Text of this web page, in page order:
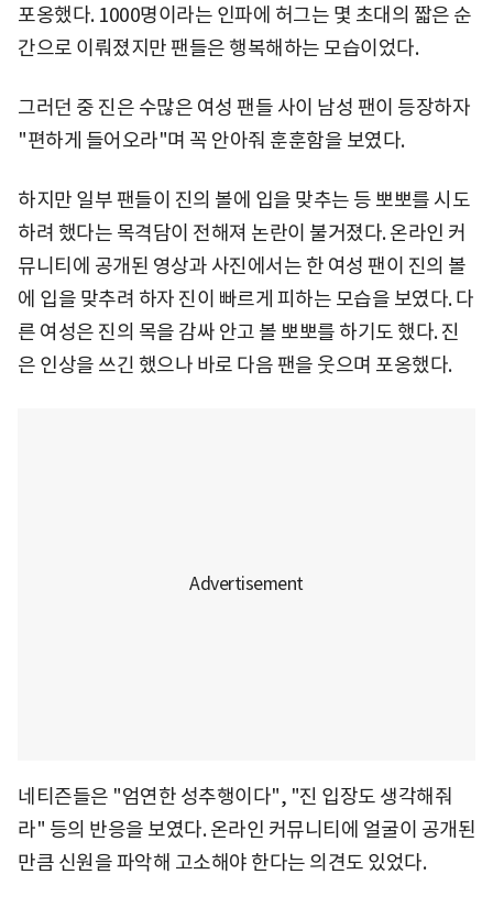
포옹했다. 1000명이라는 인파에 허그는 몇 초대의 짧은 순
간으로 이뤄졌지만 팬들은 행복해하는 모습이었다.
그러던 중 진은 수많은 여성 팬들 사이 남성 팬이 등장하자
"편하게 들어오라"며 꼭 안아줘 훈훈함을 보였다.
하지만 일부 팬들이 진의 볼에 입을 맞추는 등 뽀뽀를 시도
하려 했다는 목격담이 전해져 논란이 불거졌다. 온라인 커
뮤니티에 공개된 영상과 사진에서는 한 여성 팬이 진의 볼
에 입을 맞추려 하자 진이 빠르게 피하는 모습을 보였다. 다
른 여성은 진의 목을 감싸 안고 볼 뽀뽀를 하기도 했다. 진
은 인상을 쓰긴 했으나 바로 다음 팬을 웃으며 포옹했다.
네티즌들은 "엄연한 성추행이다", "진 입장도 생각해줘
라" 등의 반응을 보였다. 온라인 커뮤니티에 얼굴이 공개된
만큼 신원을 파악해 고소해야 한다는 의견도 있었다.